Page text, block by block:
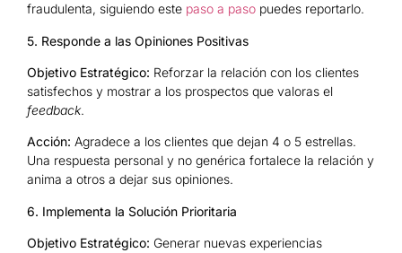
fraudulenta, siguiendo este paso a paso puedes reportarlo.
5. Responde a las Opiniones Positivas
Objetivo Estratégico: Reforzar la relación con los clientes
satisfechos y mostrar a los prospectos que valoras el
feedback.
Acción: Agradece a los clientes que dejan 4 o 5 estrellas.
Una respuesta personal y no genérica fortalece la relación y
anima a otros a dejar sus opiniones.
6. Implementa la Solución Prioritaria
Objetivo Estratégico: Generar nuevas experiencias